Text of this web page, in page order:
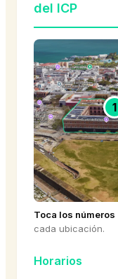
del ICP
1
Toca los números
cada ubicación.
Horarios